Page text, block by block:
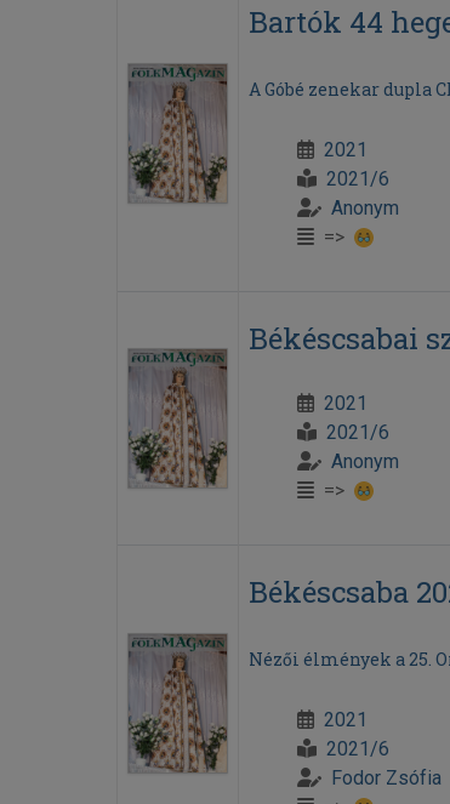
Bartók 44
A Góbé zenekar dupla
2021
2021/6
Anonym
=>
Békéscsabai
2021
2021/6
Anonym
=>
Békéscsaba
Nézői élmények a 25.
2021
2021/6
Fodor Zsófia